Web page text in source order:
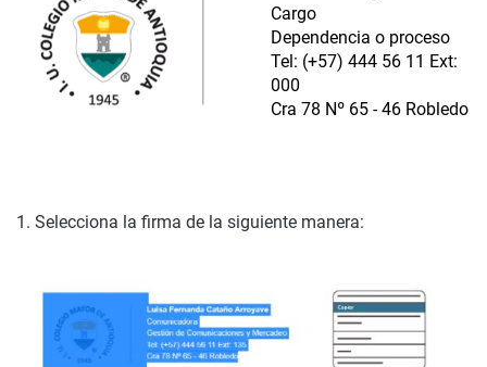
Cargo
Dependencia o proceso
Tel: (+57) 444 56 11 Ext:
000
Cra 78 Nº 65 - 46 Robledo
1. Selecciona la firma de la siguiente manera: